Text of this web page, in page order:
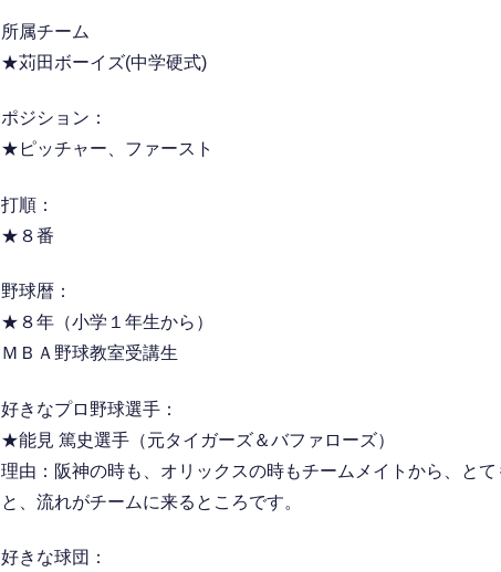
所属チーム
★苅田ボーイズ(中学硬式)
ポジション：
★ピッチャー、ファースト
打順：
★８番
野球暦：
★８年（小学１年生から）
ＭＢＡ野球教室受講生
好きなプロ野球選手：
★能見 篤史選手（元タイガーズ＆バファローズ）
理由：阪神の時も、オリックスの時もチームメイトから、と
と、流れがチームに来るところです。
好きな球団：